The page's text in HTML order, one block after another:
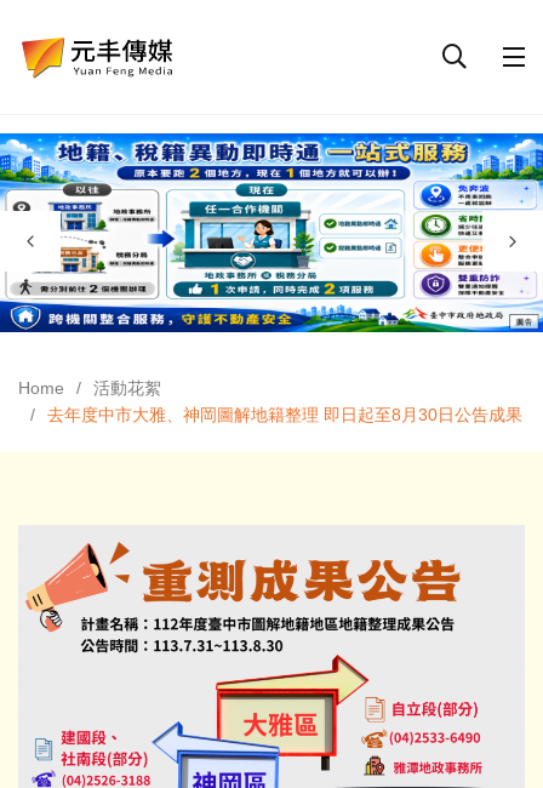
Home
活動花絮
去年度中市大雅、神岡圖解地籍整理 即日起至8月30日公告成果